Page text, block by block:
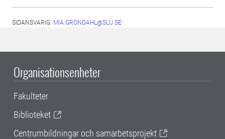
SIDANSVARIG: MIA.GRONDAHL@SLU.SE
Organisationsenheter
Fakulteter
Biblioteket
Centrumbildningar och samarbetsprojekt